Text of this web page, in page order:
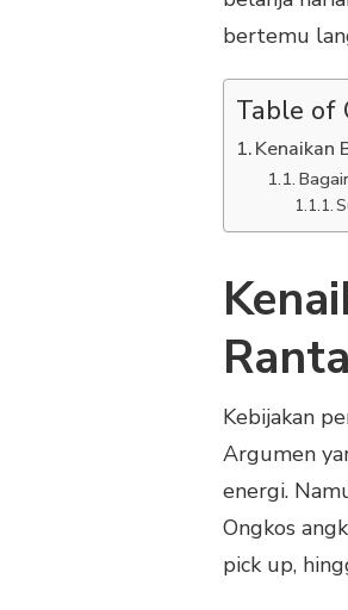
bertemu
Table of
Kenaikan
Kebijakan
Argumen
energi.
Ongkos
pick up,